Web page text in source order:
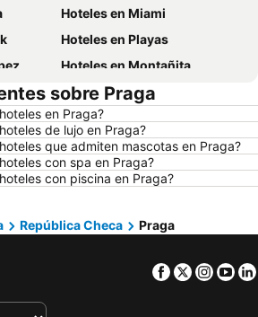
Hoteles en Miami
Hoteles en Playas
Hoteles en Montañita
Hoteles en Madrid
Hoteles en Bogotá
Hoteles en París
Hoteles en Ibarra
Hoteles en Colombia
Hoteles en San Cristóbal
sobre Praga
en Praga?
de lujo en Praga?
que admiten mascotas en Praga?
con spa en Praga?
con piscina en Praga?
República Checa Praga
Facebook
Twitter